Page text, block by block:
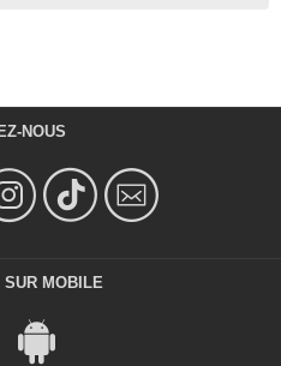
NOUS
MOBILE